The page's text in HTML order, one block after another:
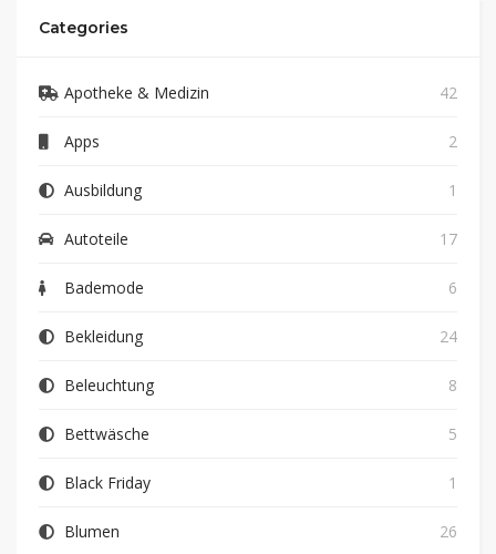
Categories
Apotheke & Medizin 42
Apps 2
Ausbildung 1
Autoteile 17
Bademode 6
Bekleidung 24
Beleuchtung 8
Bettwäsche 5
Black Friday 1
Blumen 26